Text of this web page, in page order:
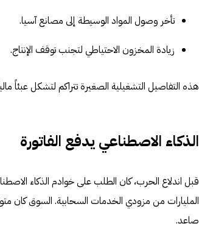
تأخر وصول المواد الوسيطة إلى مصانع آسيا.
زيادة المخزون الاحتياطي لتجنب توقف الإنتاج.
هذه التفاصيل التشغيلية الصغيرة تتراكم لتشكل عبئاً
الذكاء الاصطناعي يدفع الفاتورة
قبل اندلاع الحرب، كان الطلب على خوادم الذكاء
المليارات من مزودي الخدمات السحابية. السوق كان
صاعد.